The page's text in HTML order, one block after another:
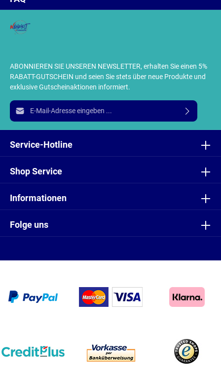
ABONNIEREN SIE UNSEREN NEWSLETTER, erhalten Sie einen 5%
RABATT-GUTSCHEIN und seien Sie stets über neue Produkte und
exklusive Gutscheinaktionen informiert.
E-Mail-Adresse*
Ich habe dieDatenschutzbestimmungenzur Kenntnis
einverstanden.
Folge uns
Service-Hotline
Shop Service
Informationen